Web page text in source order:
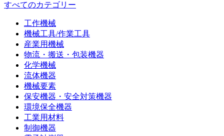
すべてのカテゴリー
工作機械
機械工具/作業工具
産業用機械
物流・搬送・包装機器
化学機械
流体機器
機械要素
保安機器・安全対策機器
環境保全機器
工業用材料
制御機器